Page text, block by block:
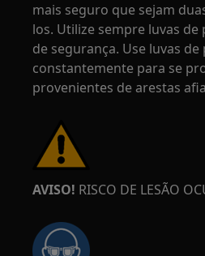
mais seguro que sejam
los. Utilize sempre luvas de
de segurança. Use luvas
constantemente para se
provenientes de arestas
AVISO! RISCO DE LESÃO